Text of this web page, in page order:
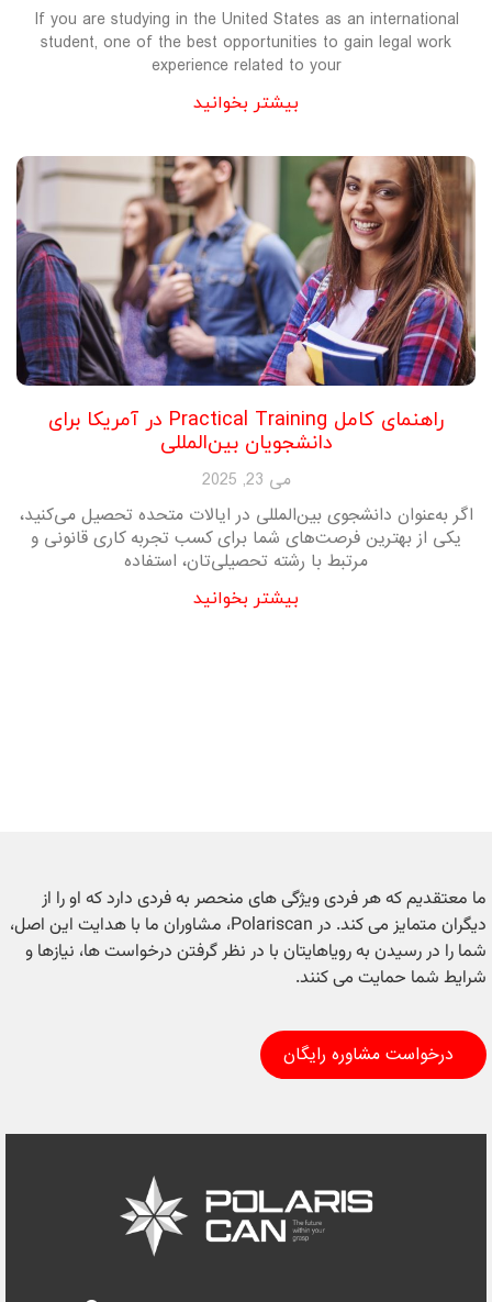
If you are studying in the United States as an international
student, one of the best opportunities to gain legal work
experience related to your
بیشتر بخوانید
راهنمای کامل Practical Training در آمریکا برای
دانشجویان بین‌المللی
می 23, 2025
اگر به‌عنوان دانشجوی بین‌المللی در ایالات متحده تحصیل می‌کنید،
یکی از بهترین فرصت‌های شما برای کسب تجربه کاری قانونی و
مرتبط با رشته تحصیلی‌تان، استفاده
بیشتر بخوانید
ما معتقدیم که هر فردی ویژگی های منحصر به فردی دارد که او را از
دیگران متمایز می کند. در Polariscan، مشاوران ما با هدایت این اصل،
شما را در رسیدن به رویاهایتان با در نظر گرفتن درخواست ها، نیازها و
شرایط شما حمایت می کنند.
درخواست مشاوره رایگان